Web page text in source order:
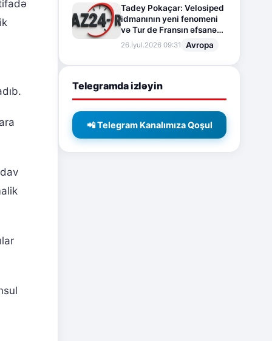
Tadey Pokaçar: Velosiped
idmanının yeni fenomeni
və Tur de Fransın əfsanəvi
səhifəsi
26.İyul.2026 09:31 Avropa
Telegramda izləyin
📲 Telegram Kanalımıza Qoşul